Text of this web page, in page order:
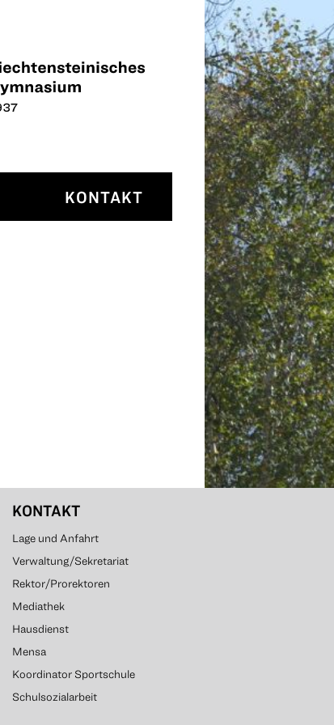
KONTAKT
KONTAKT
Lage und Anfahrt
Verwaltung/Sekretariat
Rektor/Prorektoren
Mediathek
Hausdienst
Mensa
Koordinator Sportschule
Schulsozialarbeit